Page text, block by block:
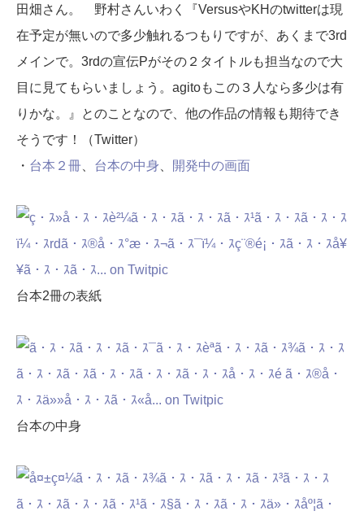
田畑さん。 野村さんいわく『VersusやKHのtwitterは現
在予定が無いので多少触れるつもりですが、あくまで3rd
メインで。3rdの宣伝Pがその２タイトルも担当なので大
目に見てもらいましょう。agitoもこの３人なら多少は有
りかな。』とのことなので、他の作品の情報も期待でき
そうです！（Twitter）
・ 台本２冊 台本の中身 開発中の画面
台本2冊の表紙
台本の中身